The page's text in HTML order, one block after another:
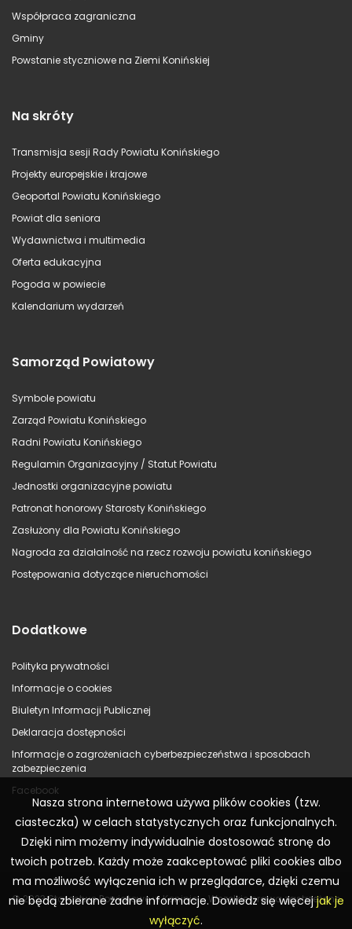
Współpraca zagraniczna
Gminy
Powstanie styczniowe na Ziemi Konińskiej
Na skróty
Transmisja sesji Rady Powiatu Konińskiego
Projekty europejskie i krajowe
Geoportal Powiatu Konińskiego
Powiat dla seniora
Wydawnictwa i multimedia
Oferta edukacyjna
Pogoda w powiecie
Kalendarium wydarzeń
Samorząd Powiatowy
Symbole powiatu
Zarząd Powiatu Konińskiego
Radni Powiatu Konińskiego
Regulamin Organizacyjny / Statut Powiatu
Jednostki organizacyjne powiatu
Patronat honorowy Starosty Konińskiego
Zasłużony dla Powiatu Konińskiego
Nagroda za działalność na rzecz rozwoju powiatu konińskiego
Postępowania dotyczące nieruchomości
Dodatkowe
Polityka prywatności
Informacje o cookies
Biuletyn Informacji Publicznej
Deklaracja dostępności
Informacje o zagrożeniach cyberbezpieczeństwa i sposobach
zabezpieczenia
Facebook
© 2023 Starostwo Powiatowe w Koninie – Wszelkie prawa zastrzeżone
Nasza strona internetowa używa plików cookies (tzw.
ciasteczka) w celach statystycznych oraz funkcjonalnych.
Dzięki nim możemy indywidualnie dostosować stronę do
twoich potrzeb. Każdy może zaakceptować pliki cookies albo
ma możliwość wyłączenia ich w przeglądarce, dzięki czemu
nie będą zbierane żadne informacje. Dowiedz się więcejjak je
wyłączyć.